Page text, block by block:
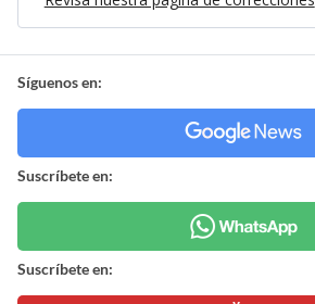
Síguenos en:
Suscríbete en:
Suscríbete en: